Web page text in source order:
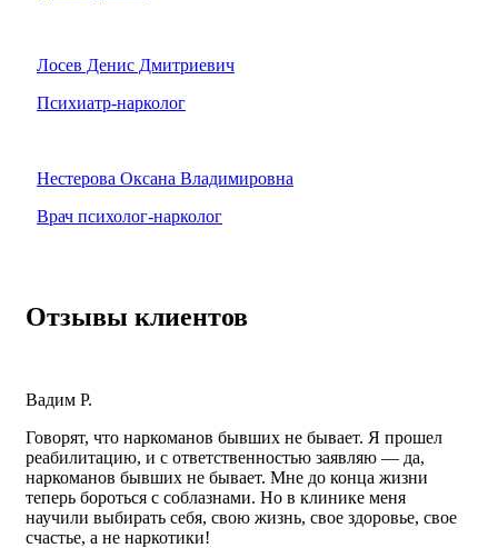
Лосев Денис Дмитриевич
Психиатр-нарколог
Нестерова Оксана Владимировна
Врач психолог-нарколог
Отзывы клиентов
Вадим Р.
Говорят, что наркоманов бывших не бывает. Я прошел
реабилитацию, и с ответственностью заявляю — да,
наркоманов бывших не бывает. Мне до конца жизни
теперь бороться с соблазнами. Но в клинике меня
научили выбирать себя, свою жизнь, свое здоровье, свое
счастье, а не наркотики!